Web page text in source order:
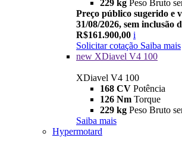
229 kg Peso Bruto
Preço público sugerido e
31/08/2026, sem inclusão
R$161.900,00 i
Solicitar cotação Saiba mais
new XDiavel V4 100
XDiavel V4 100
168 CV Potência
126 Nm Torque
229 kg Peso Bruto
Saiba mais
Hypermotard